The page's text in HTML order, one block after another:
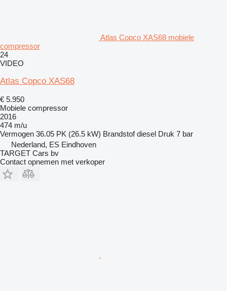
Atlas Copco XAS68 mobiele
compressor
24
VIDEO
Atlas Copco XAS68
€ 5.950
Mobiele compressor
2016
474 m/u
Vermogen 36.05 PK (26.5 kW) Brandstof diesel Druk 7 bar
Nederland, ES Eindhoven
TARGET Cars bv
Contact opnemen met verkoper